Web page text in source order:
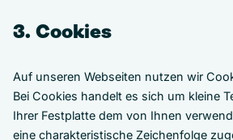
3. Cookies
Auf unseren Webseiten nutzen wir
Bei Cookies handelt es sich um kleine
Ihrer Festplatte dem von Ihnen
eine charakteristische Zeichenfolge